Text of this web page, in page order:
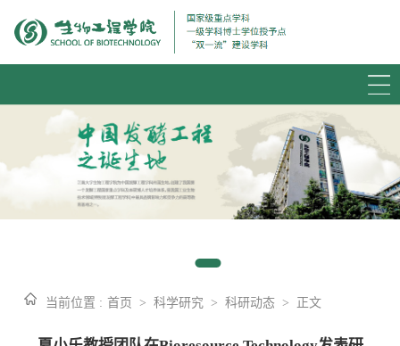
当前位置 : 首页 > 科学研究 > 科研动态 > 正文